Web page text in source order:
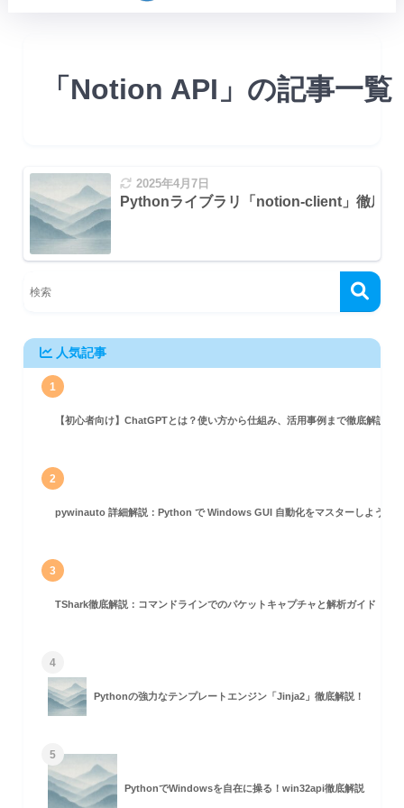
「Notion API」の記事一覧
2025年4月7日
Pythonライブラリ「notion-client」徹底
人気記事
1
【初心者向け】ChatGPTとは？使い方から仕組み、活用事例まで徹底解説
2
pywinauto 詳細解説：Python で Windows GUI 自動化をマスターしよう！
3
TShark徹底解説：コマンドラインでのパケットキャプチャと解析ガイド
4
Pythonの強力なテンプレートエンジン「Jinja2」徹底解説！
5
PythonでWindowsを自在に操る！win32api徹底解説